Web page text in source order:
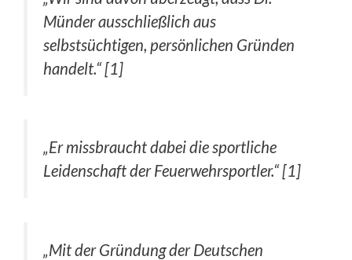
Münder ausschließlich aus
selbstsüchtigen, persönlichen Gründen
handelt.“ [1]
„Er missbraucht dabei die sportliche
Leidenschaft der Feuerwehrsportler.“ [1]
„Mit der Gründung der Deutschen